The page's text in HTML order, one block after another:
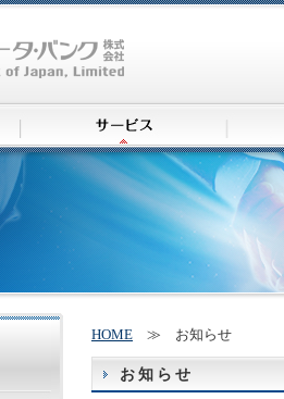
HOME ≫ お知らせ
お知らせ